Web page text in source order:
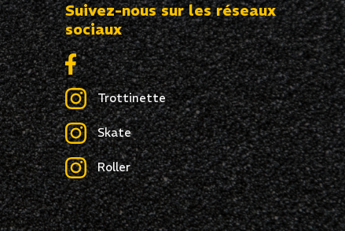
Suivez-nous sur les réseaux
sociaux
Trottinette
Skate
Roller